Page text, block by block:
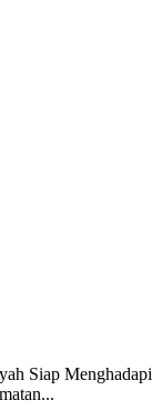
Siap Menghadapi